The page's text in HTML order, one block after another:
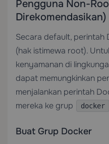
Pengguna Non-
Direkomendasikan)
Secara default, perintah
(hak istimewa root).
kenyamanan di
dapat memungkinkan
menjalankan perintah
mereka ke grup
docker
Buat Grup Docker